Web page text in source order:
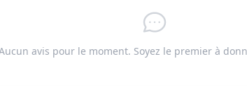
avis pour le moment. Soyez le premier à